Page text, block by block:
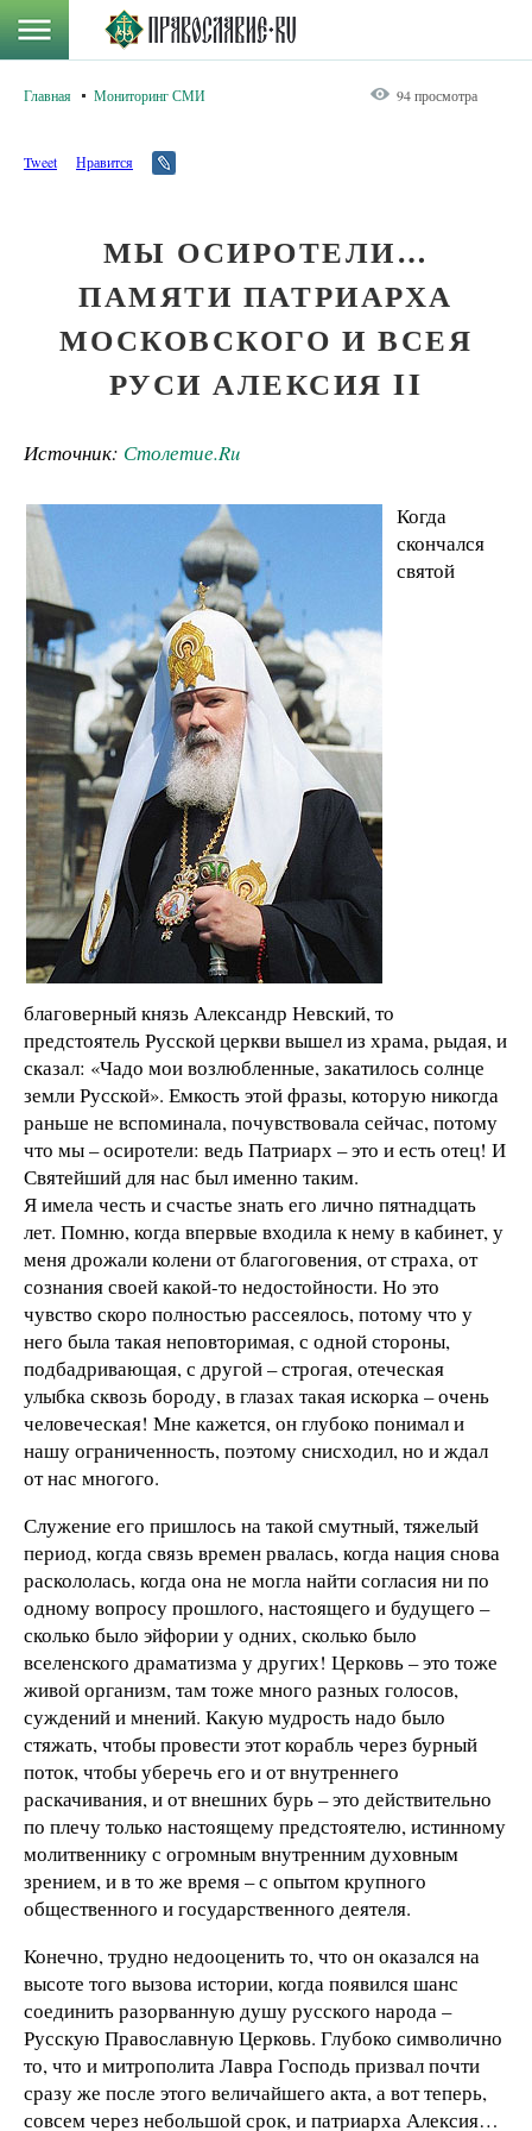
Главная Мониторинг СМИ 94 просмотра
Tweet Нравится
МЫ ОСИРОТЕЛИ…
ПАМЯТИ ПАТРИАРХА
МОСКОВСКОГО И ВСЕЯ
РУСИ АЛЕКСИЯ II
Источник: Столетие.Ru
Когда
скончался
святой
благоверный князь Александр Невский, то
предстоятель Русской церкви вышел из храма, рыдая, и
сказал: «Чадо мои возлюбленные, закатилось солнце
земли Русской». Емкость этой фразы, которую никогда
раньше не вспоминала, почувствовала сейчас, потому
что мы – осиротели: ведь Патриарх – это и есть отец! И
Святейший для нас был именно таким.
Я имела честь и счастье знать его лично пятнадцать
лет. Помню, когда впервые входила к нему в кабинет, у
меня дрожали колени от благоговения, от страха, от
сознания своей какой-то недостойности. Но это
чувство скоро полностью рассеялось, потому что у
него была такая неповторимая, с одной стороны,
подбадривающая, с другой – строгая, отеческая
улыбка сквозь бороду, в глазах такая искорка – очень
человеческая! Мне кажется, он глубоко понимал и
нашу ограниченность, поэтому снисходил, но и ждал
от нас многого.
Служение его пришлось на такой смутный, тяжелый
период, когда связь времен рвалась, когда нация снова
раскололась, когда она не могла найти согласия ни по
одному вопросу прошлого, настоящего и будущего –
сколько было эйфории у одних, сколько было
вселенского драматизма у других! Церковь – это тоже
живой организм, там тоже много разных голосов,
суждений и мнений. Какую мудрость надо было
стяжать, чтобы провести этот корабль через бурный
поток, чтобы уберечь его и от внутреннего
раскачивания, и от внешних бурь – это действительно
по плечу только настоящему предстоятелю, истинному
молитвеннику с огромным внутренним духовным
зрением, и в то же время – с опытом крупного
общественного и государственного деятеля.
Конечно, трудно недооценить то, что он оказался на
высоте того вызова истории, когда появился шанс
соединить разорванную душу русского народа –
Русскую Православную Церковь. Глубоко символично
то, что и митрополита Лавра Господь призвал почти
сразу же после этого величайшего акта, а вот теперь,
совсем через небольшой срок, и патриарха Алексия…